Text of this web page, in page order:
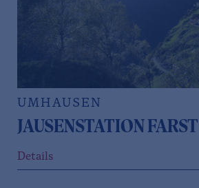
UMHAUSEN
JAUSENSTATION FARST
Details